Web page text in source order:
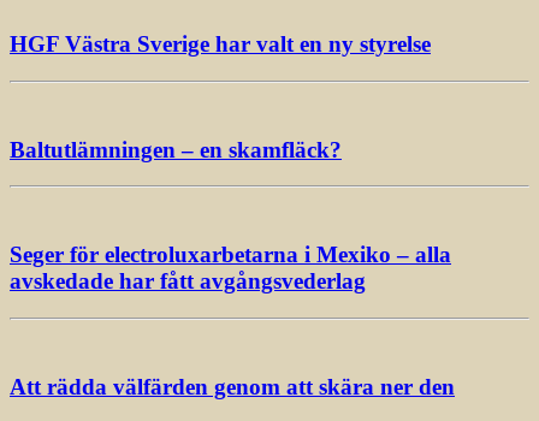
HGF Västra Sverige har valt en ny styrelse
Baltutlämningen – en skamfläck?
Seger för electroluxarbetarna i Mexiko – alla
avskedade har fått avgångsvederlag
Att rädda välfärden genom att skära ner den